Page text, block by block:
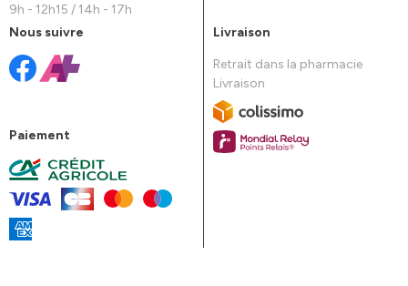
9h - 12h15 / 14h - 17h
Nous suivre
Paiement
Livraison
Retrait dans la pharmacie
Livraison